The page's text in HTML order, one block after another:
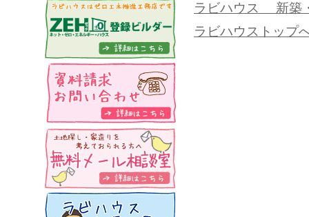
ラビハウス 新築
ラビハウストップ